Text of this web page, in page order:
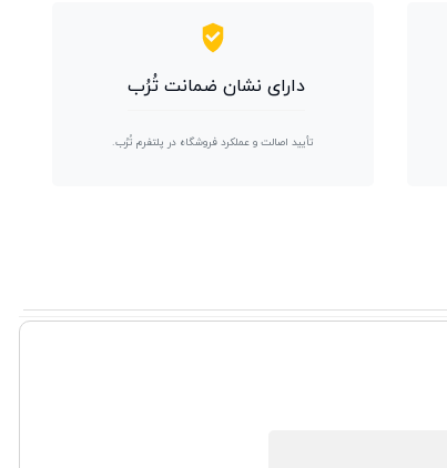
دارای نشان ضمانت تُرُب
تأیید اصالت و عملکرد فروشگاه در پلتفرم تُرُب.